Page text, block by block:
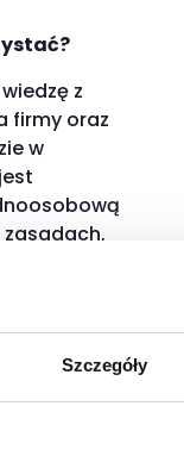
Szczegóły
z
firmy oraz
w
zasadach,
pracy
spółek np.
i